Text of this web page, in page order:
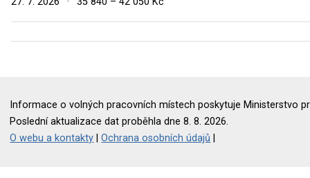
Informace o volných pracovních místech poskytuje Ministerstvo
Poslední aktualizace dat proběhla dne 8. 8. 2026.
O webu a kontakty |Ochrana osobních údajů